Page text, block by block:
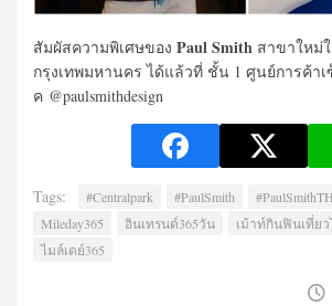
สัมผัสความพิเศษของ Paul Smith สาขาใหม่
กรุงเทพมหานคร ได้แล้วที่ ชั้น 1 ศูนย์การค้า
ค @paulsmithdesign
Tags: #Centralpark #PaulSmith #PaulSmithTH
Mileday365
อินเทรนด์365วัน
เม้าท์กินฟินเที่ย
ไมล์เดย์365